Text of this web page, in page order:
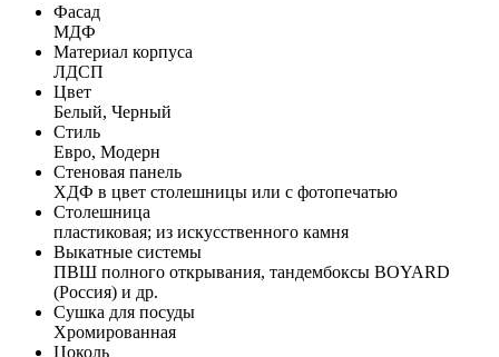
Фасад
МДФ
Материал корпуса
ЛДСП
Цвет
Белый, Черный
Стиль
Евро, Модерн
Стеновая панель
ХДФ в цвет столешницы или с фотопечатью
Столешница
пластиковая; из искусственного камня
Выкатные системы
ПВШ полного открывания, тандембоксы BOYARD
(Россия) и др.
Сушка для посуды
Хромированная
Цоколь